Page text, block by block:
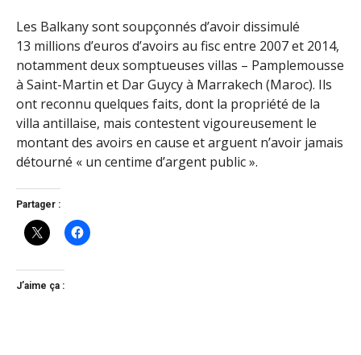
Les Balkany sont soupçonnés d’avoir dissimulé
13 millions d’euros d’avoirs au fisc entre 2007 et 2014,
notamment deux somptueuses villas – Pamplemousse
à Saint-Martin et Dar Guycy à Marrakech (Maroc). Ils
ont reconnu quelques faits, dont la propriété de la
villa antillaise, mais contestent vigoureusement le
montant des avoirs en cause et arguent n’avoir jamais
détourné « un centime d’argent public ».
Partager :
J’aime ça :